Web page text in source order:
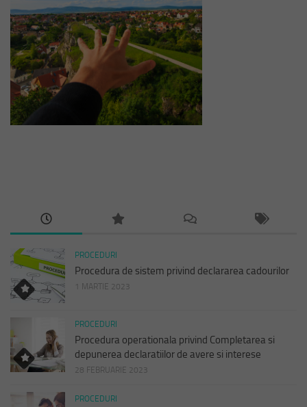
PROCEDURI
Procedura de sistem privind declararea cadourilor
1 MARTIE 2023
PROCEDURI
Procedura operationala privind Completarea si
depunerea declaratiilor de avere si interese
28 FEBRUARIE 2023
PROCEDURI